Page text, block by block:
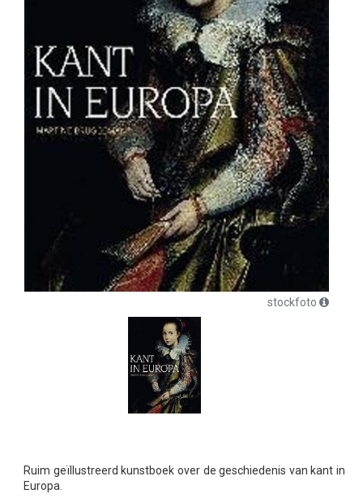
stockfoto
Ruim geïllustreerd kunstboek over de geschiedenis van kant in
Europa.